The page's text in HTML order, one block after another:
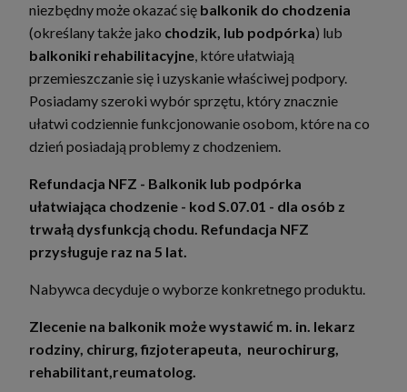
niezbędny może okazać się balkonik do chodzenia
(określany także jako chodzik, lub podpórka) lub
balkoniki rehabilitacyjne, które ułatwiają
przemieszczanie się i uzyskanie właściwej podpory.
Posiadamy szeroki wybór sprzętu, który znacznie
ułatwi codziennie funkcjonowanie osobom, które na co
dzień posiadają problemy z chodzeniem.
Refundacja NFZ - Balkonik lub podpórka
ułatwiająca chodzenie - kod S.07.01 - dla osób z
trwałą dysfunkcją chodu. Refundacja NFZ
przysługuje raz na 5 lat.
Nabywca decyduje o wyborze konkretnego produktu.
Zlecenie na balkonik może wystawić m. in. lekarz
rodziny, chirurg, fizjoterapeuta, neurochirurg,
rehabilitant,reumatolog.